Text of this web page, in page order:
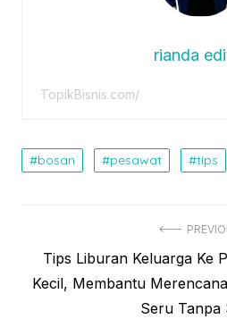
rianda
TopikBisnis.com/
bosan pesawat tips
navigation
Previous
post:
Tips Liburan Keluarga Ke
Kecil, Membantu
Seru Tanpa